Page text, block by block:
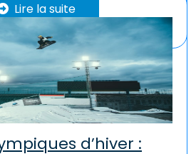
Lire la suite
d’hiver :